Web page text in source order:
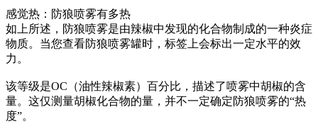
感觉热：防狼喷雾有多热
如上所述，防狼喷雾是由辣椒中发现的化合物制成的一种炎症
物质。当您查看防狼喷雾罐时，标签上会标出一定水平的效
力。
该等级是OC（油性辣椒素）百分比，描述了喷雾中胡椒的含
量。这仅测量胡椒化合物的量，并不一定确定防狼喷雾的“热
度”。